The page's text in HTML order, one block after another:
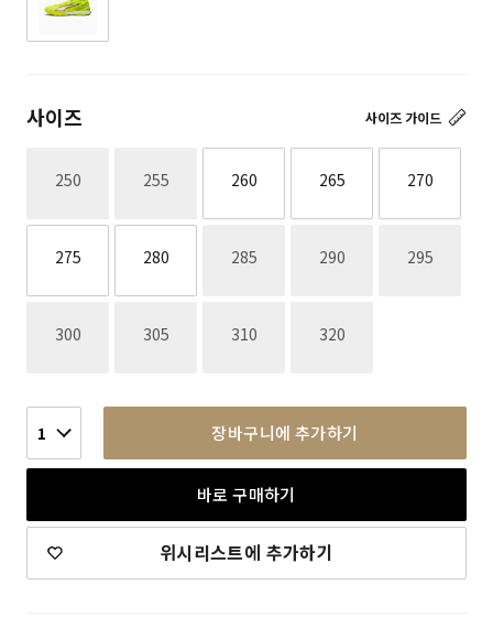
사이즈 가이드
사이즈
250재고없음 255재고없음 260 265 270
275 280 285재고없음 290재고없음 295재고없음
300재고없음 305재고없음 310재고없음 320재고없음
1 장바구니에 추가하기
바로 구매하기
위시리스트에 추가하기